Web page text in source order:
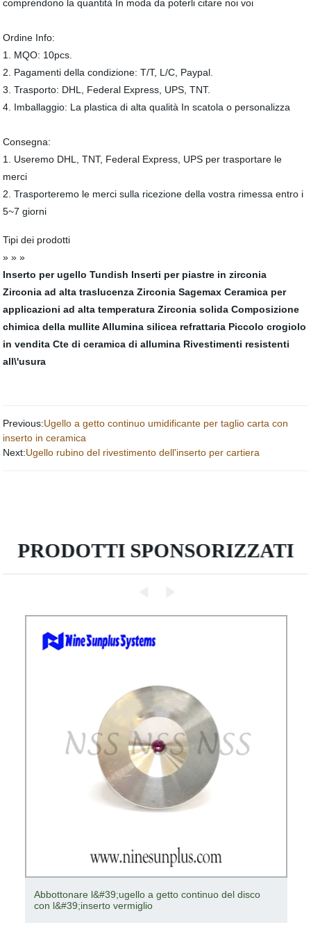
comprendono la quantità In moda da poterli citare noi voi
Ordine Info:
1. MQO: 10pcs.
2. Pagamenti della condizione: T/T, L/C, Paypal.
3. Trasporto: DHL, Federal Express, UPS, TNT.
4. Imballaggio: La plastica di alta qualità In scatola o personalizza
Consegna:
1. Useremo DHL, TNT, Federal Express, UPS per trasportare le
merci
2. Trasporteremo le merci sulla ricezione della vostra rimessa entro i
5~7 giorni
Tipi dei prodotti
» » »
Inserto per ugello Tundish Inserti per piastre in zirconia
Zirconia ad alta traslucenza Zirconia Sagemax Ceramica per
applicazioni ad alta temperatura Zirconia solida Composizione
chimica della mullite Allumina silicea refrattaria Piccolo crogiolo
in vendita Cte di ceramica di allumina Rivestimenti resistenti
all\'usura
Previous:Ugello a getto continuo umidificante per taglio carta con
inserto in ceramica
Next:Ugello rubino del rivestimento dell'inserto per cartiera
PRODOTTI SPONSORIZZATI
Abbottonare l&#39;ugello a getto continuo del disco
con l&#39;inserto vermiglio